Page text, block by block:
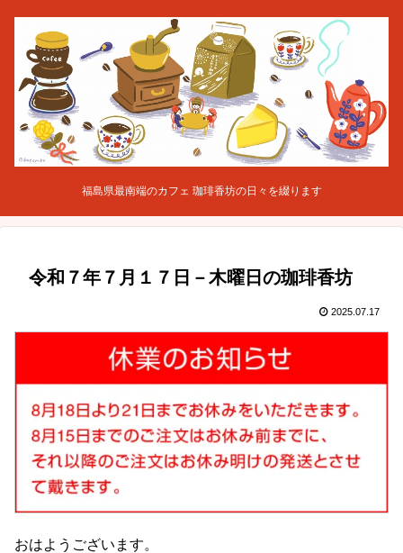
福島県最南端のカフェ 珈琲香坊の日々を綴ります
令和７年７月１７日－木曜日の珈琲香坊
2025.07.17
おはようございます。